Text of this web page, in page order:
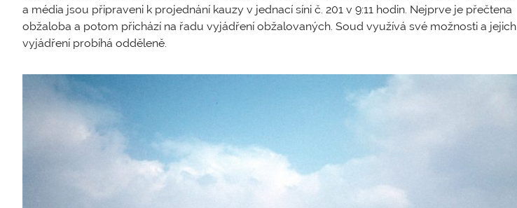
a média jsou připraveni k projednání kauzy v jednací síni č. 201 v 9:11 hodin. Nejprve je přečtena
obžaloba a potom přichází na řadu vyjádření obžalovaných. Soud využívá své možnosti a jejich
vyjádření probíhá odděleně.